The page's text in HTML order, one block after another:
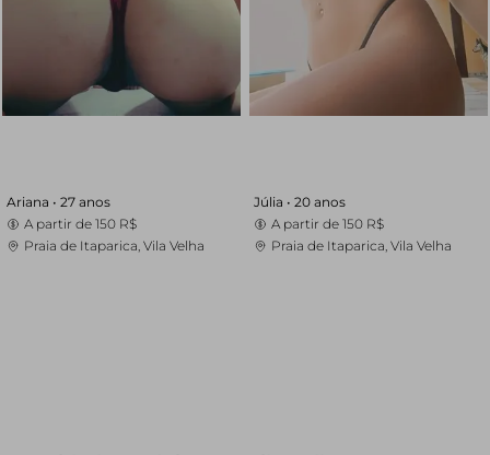
Ariana • 27 anos
A partir de 150 R$
Praia de Itaparica, Vila Velha
Júlia • 20 anos
A partir de 150 R$
Praia de Itaparica, Vila Velha